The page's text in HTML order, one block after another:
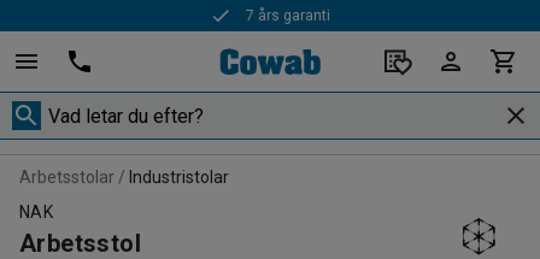
7 års garanti
Snabba leveranser
Arbetsstolar
Industristolar
NAK
Arbetsstol